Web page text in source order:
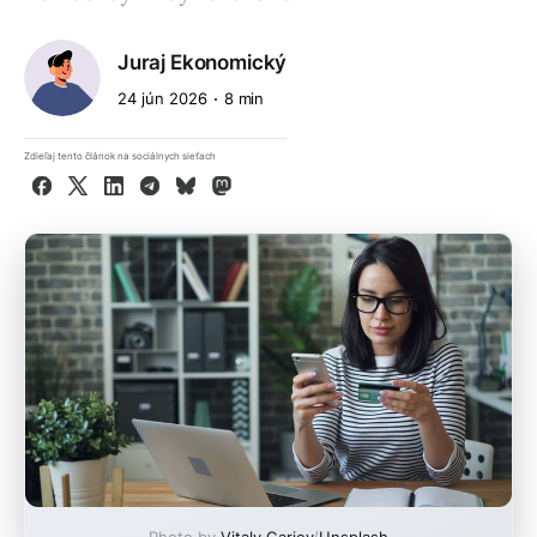
Juraj Ekonomický
24 jún 2026 8 min
Zdieľaj tento článok na sociálnych sieťach
Facebook
X LinkedInTelegram
BlueskyMastodon